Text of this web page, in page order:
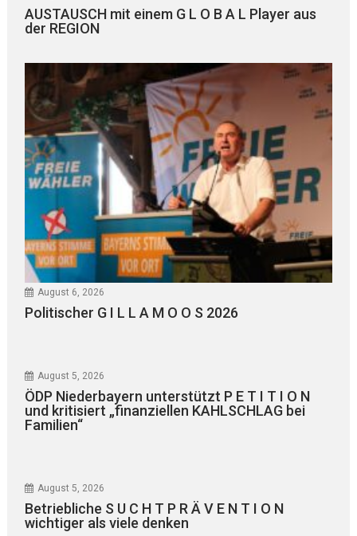
AUSTAUSCH mit einem G L O B A L Player aus
der REGION
August 6, 2026
Politischer G I L L A M O O S 2026
August 5, 2026
ÖDP Niederbayern unterstützt P E T I T I O N
und kritisiert „finanziellen KAHLSCHLAG bei
Familien“
August 5, 2026
Betriebliche S U C H T P R Ä V E N T I O N
wichtiger als viele denken